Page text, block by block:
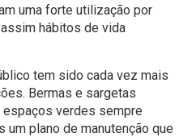
uma forte utilização por
hábitos de vida
tem sido cada vez mais
Bermas e sargetas
espaços verdes sempre
plano de manutenção que